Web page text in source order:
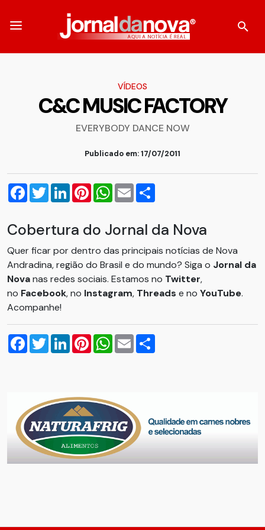
VÍDEOS
C&C MUSIC FACTORY
EVERYBODY DANCE NOW
Publicado em: 17/07/2011
Facebook
TwitterLinkedInPinterestWhatsApp
Email
Cobertura do Jornal da Nova
Quer ficar por dentro das principais notícias de Nova
Andradina, região do Brasil e do mundo? Siga o Jornal da
Novanas redes sociais. Estamos no Twitter,
no Facebook, no Instagram, Threads e no YouTube.
Acompanhe!
Facebook
TwitterLinkedInPinterestWhatsApp
Email